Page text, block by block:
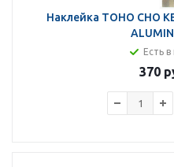
Наклейка TOHO CHO
Есть
370